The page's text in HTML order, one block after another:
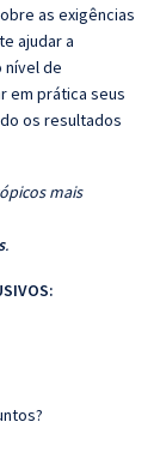
as exigências
ajudar a
de
em prática seus
os resultados
mais
.